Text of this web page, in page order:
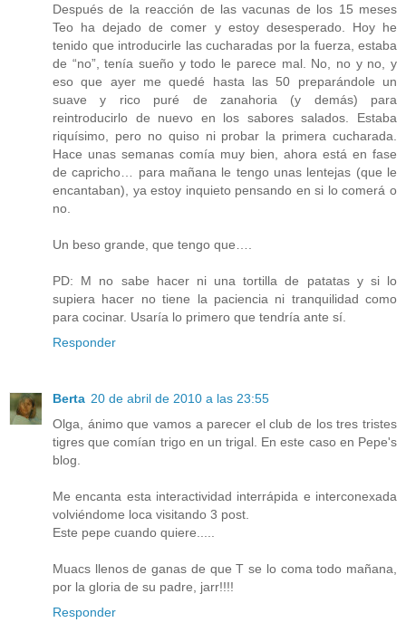
Después de la reacción de las vacunas de los 15 meses
Teo ha dejado de comer y estoy desesperado. Hoy he
tenido que introducirle las cucharadas por la fuerza, estaba
de “no”, tenía sueño y todo le parece mal. No, no y no, y
eso que ayer me quedé hasta las 50 preparándole un
suave y rico puré de zanahoria (y demás) para
reintroducirlo de nuevo en los sabores salados. Estaba
riquísimo, pero no quiso ni probar la primera cucharada.
Hace unas semanas comía muy bien, ahora está en fase
de capricho… para mañana le tengo unas lentejas (que le
encantaban), ya estoy inquieto pensando en si lo comerá o
no.
Un beso grande, que tengo que….
PD: M no sabe hacer ni una tortilla de patatas y si lo
supiera hacer no tiene la paciencia ni tranquilidad como
para cocinar. Usaría lo primero que tendría ante sí.
Responder
Berta 20 de abril de 2010 a las 23:55
Olga, ánimo que vamos a parecer el club de los tres tristes
tigres que comían trigo en un trigal. En este caso en Pepe's
blog.
Me encanta esta interactividad interrápida e interconexada
volviéndome loca visitando 3 post.
Este pepe cuando quiere.....
Muacs llenos de ganas de que T se lo coma todo mañana,
por la gloria de su padre, jarr!!!!
Responder